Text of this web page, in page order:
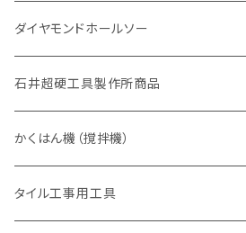
埋設鋳鉄管工事対応タイプ
セグメント
セグメント（特殊凸凹加工チップ
アスファルト切断用
一般道路カッター用
一般道路カッター用
セグメントタイプ
埋設鋳鉄管工事対応タイプ
ヒューム管・U字溝切断用
セグメントタイプ
セグメント（特殊凸凹加工チップ
アスファルト切断用
一般道路カッター用
埋設鋳鉄管工事対応タイプ
セグメントタイプ
アスファルト切断用
一般道路カッター用
305mm（12インチ）
305mm（12インチ）
355mm（14インチ）
U型チップ
125mm（5インチ）
金属用
305mm（12インチ）
355mm（14インチ）
非金属用
305mm（12インチ）
355mm（14インチ）
ダイヤモンドホールソー
石井超硬工具製作所商品
押し切り（タイル切断機）
本体
電動切断機
かくはん機（撹拌機）
本体
タイル工事用工具